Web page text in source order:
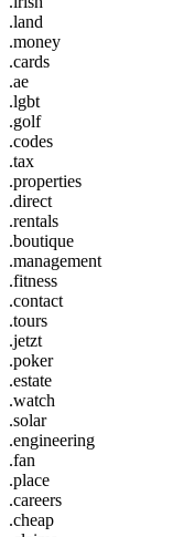
.land
.money
.cards
.ae
.lgbt
.golf
.codes
.tax
.properties
.direct
.rentals
.boutique
.management
.fitness
.contact
.tours
.jetzt
.poker
.estate
.watch
.solar
.engineering
.fan
.place
.careers
.cheap